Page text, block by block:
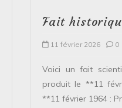
Fait
11 février 2026 0
Voici un fait
produit le **11
**11 février 1964 :